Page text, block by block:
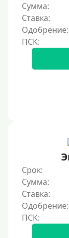
Без
Процент
С
Под высокий
С
Под низкий
Без процентов
Первый займ
Без
Сумма:
Ставка:
Одобрение:
Срок:
Сумма:
Ставка:
Одобрение: